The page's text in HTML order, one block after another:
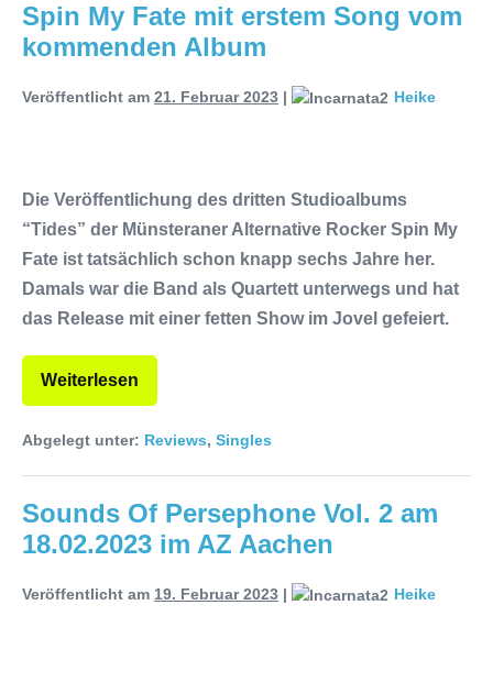
Spin My Fate mit erstem Song vom
kommenden Album
Veröffentlicht am 21. Februar 2023 | Heike
Die Veröffentlichung des dritten Studioalbums
“Tides” der Münsteraner Alternative Rocker Spin My
Fate ist tatsächlich schon knapp sechs Jahre her.
Damals war die Band als Quartett unterwegs und hat
das Release mit einer fetten Show im Jovel gefeiert.
Weiterlesen
Abgelegt unter: Reviews, Singles
Sounds Of Persephone Vol. 2 am
18.02.2023 im AZ Aachen
Veröffentlicht am 19. Februar 2023 | Heike